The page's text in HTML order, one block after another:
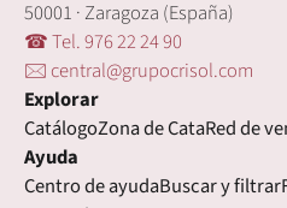
50001 · Zaragoza (España)
☎ Tel. 976 22 24 90
🖂 central@grupocrisol.com
Explorar
CatálogoZona de CataRed de
Ayuda
Centro de ayudaBuscar y filtrar